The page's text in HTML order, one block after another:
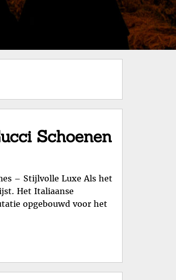
Schoenen
– Stijlvolle Luxe Als het
Het Italiaanse
opgebouwd voor het